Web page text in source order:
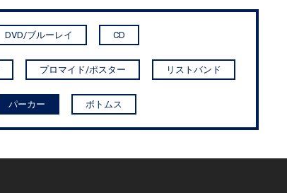
DVD/ブルーレイ CD
プロマイド/ポスター リストバンド
パーカー ボトムス